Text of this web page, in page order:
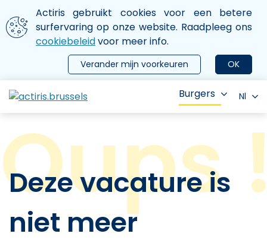
Aller au contenu principal
We gebruiken cookies
Actiris gebruikt cookies voor een betere
surfervaring op onze website. Raadpleeg ons
cookiebeleidvoor meer info.
OK
Verander mijn voorkeuren
le menu
Burgers Nl
Deze vacature is
niet meer